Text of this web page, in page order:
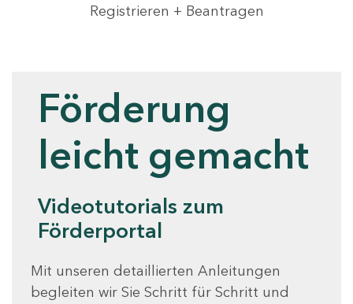
Registrieren + Beantragen
Förderung
leicht gemacht
Videotutorials zum
Förderportal
Mit unseren detaillierten Anleitungen
begleiten wir Sie Schritt für Schritt und